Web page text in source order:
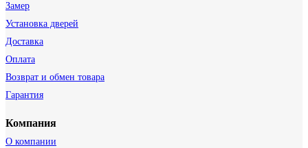
Замер
Установка дверей
Доставка
Оплата
Возврат и обмен товара
Гарантия
Компания
О компании